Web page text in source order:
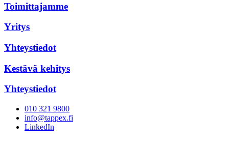
Toimittajamme
Yritys
Yhteystiedot
Kestävä kehitys
Yhteystiedot
010 321 9800
info@tappex.fi
LinkedIn